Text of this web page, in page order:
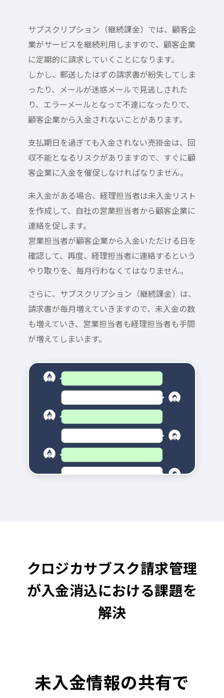
サブスクリプション（継続課金）では、顧客企
業がサービスを継続利用しますので、顧客企業
に定期的に請求していくことになります。
しかし、郵送したはずの請求書が紛失してしま
ったり、メールが迷惑メールで見逃しされた
り、エラーメールとなって不達になったりで、
顧客企業から入金されないことがあります。
支払期日を過ぎても入金されない売掛金は、回
収不能となるリスクがありますので、すぐに顧
客企業に入金を催促しなければなりません。
未入金がある場合、経理担当者は未入金リスト
を作成して、自社の営業担当者から顧客企業に
連絡を促します。
営業担当者が顧客企業から入金いただける日を
確認して、再度、経理担当者に連絡するという
やり取りを、毎月行わなくてはなりません。
さらに、サブスクリプション（継続課金）は、
請求書が毎月増えていきますので、未入金の数
も増えていき、営業担当者も経理担当者も手間
が増えてしまいます。
クロジカサブスク請求管理
が入金消込における課題を
解決
未入金情報の共有で